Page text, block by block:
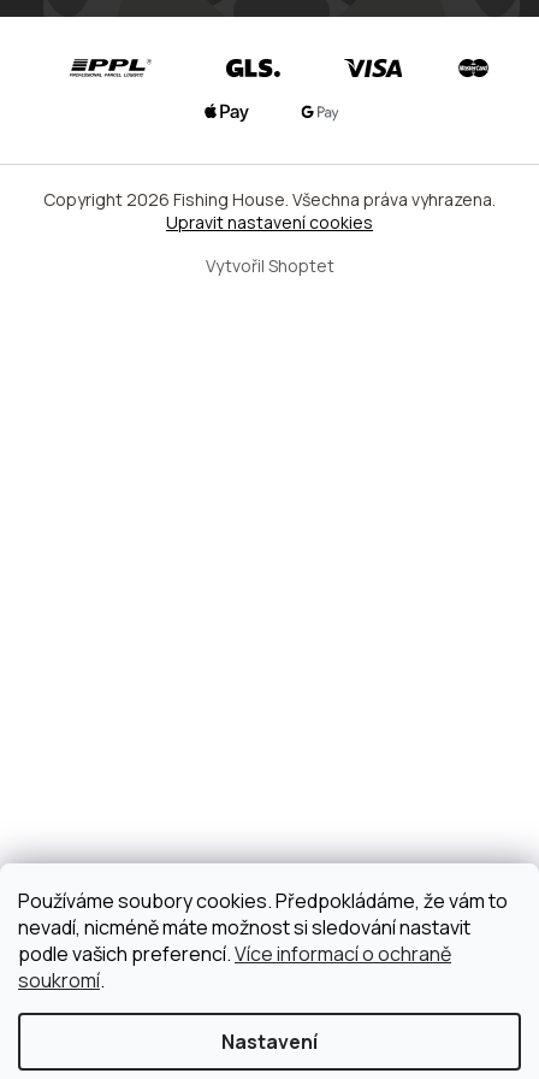
Používáme soubory cookies. Předpokládáme, že vám to
nevadí, nicméně máte možnost si sledování nastavit
podle vašich preferencí.Více informací o ochraně
soukromí.
Nastavení
Vytvořil Shoptet
Copyright 2026 Fishing House. Všechna práva vyhrazena.
Upravit nastavení cookies